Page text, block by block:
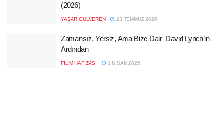
(2026)
YAŞAR GÜLVEREN 23 TEMMUZ 2026
Zamansız, Yersiz, Ama Bize Dair: David Lynch’in
Ardından
FIL'M HAFIZASI 2 NISAN 2025